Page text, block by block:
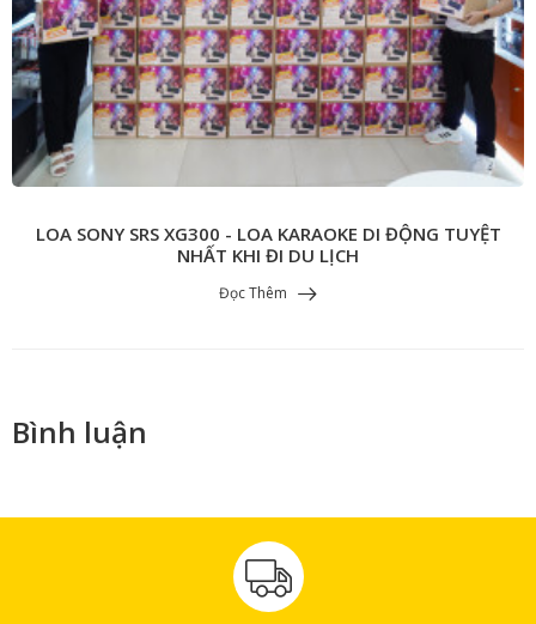
LOA SONY SRS XG300 - LOA KARAOKE DI ĐỘNG TUYỆT
NHẤT KHI ĐI DU LỊCH
Đọc Thêm
Bình luận